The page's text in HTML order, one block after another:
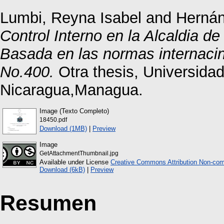
Lumbi, Reyna Isabel and
Control Interno en la Alcaldia
Basada en las normas
No.400. Otra thesis,
Nicaragua,Managua.
Image (Texto Completo)
18450.pdf
Download (1MB) | Preview
Image
GetAttachmentThumbnail.jpg
Available under License Creative Commons Attribution Non-
Download (6kB) | Preview
Resumen